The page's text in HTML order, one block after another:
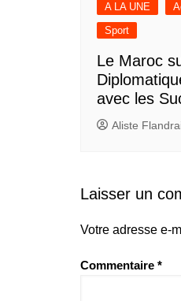
A LA UNE
Sport
Le Maroc
avec les
Aliste
Laisser un
Votre adresse e-
Commentaire *